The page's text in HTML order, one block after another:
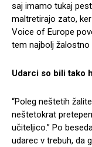
saj imamo tukaj
maltretirajo zato,
Voice of Europe
tem najbolj
Udarci so bili tako
“Poleg neštetih
neštetokrat
učiteljico.” Po
udarec v trebuh, da